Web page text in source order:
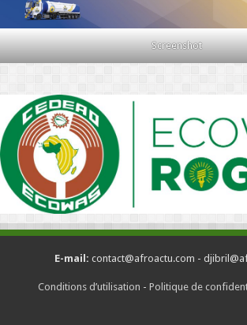
Screenshot
E-mail: contact@afroactu.com -
Conditions d’utilisation - Politique de